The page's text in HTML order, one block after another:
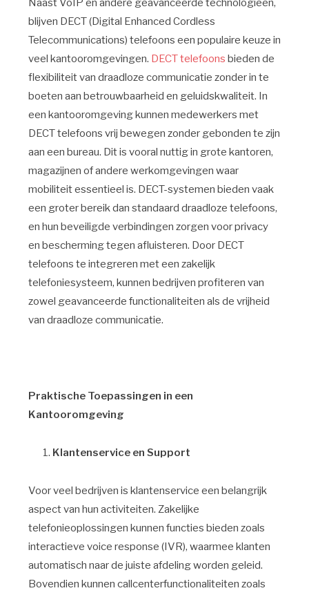
Naast VoIP en andere geavanceerde technologieën,
blijven DECT (Digital Enhanced Cordless
Telecommunications) telefoons een populaire keuze in
veel kantooromgevingen. DECT telefoons bieden de
flexibiliteit van draadloze communicatie zonder in te
boeten aan betrouwbaarheid en geluidskwaliteit. In
een kantooromgeving kunnen medewerkers met
DECT telefoons vrij bewegen zonder gebonden te zijn
aan een bureau. Dit is vooral nuttig in grote kantoren,
magazijnen of andere werkomgevingen waar
mobiliteit essentieel is. DECT-systemen bieden vaak
een groter bereik dan standaard draadloze telefoons,
en hun beveiligde verbindingen zorgen voor privacy
en bescherming tegen afluisteren. Door DECT
telefoons te integreren met een zakelijk
telefoniesysteem, kunnen bedrijven profiteren van
zowel geavanceerde functionaliteiten als de vrijheid
van draadloze communicatie.
Praktische Toepassingen in een
Kantooromgeving
Klantenservice en Support
Voor veel bedrijven is klantenservice een belangrijk
aspect van hun activiteiten. Zakelijke
telefonieoplossingen kunnen functies bieden zoals
interactieve voice response (IVR), waarmee klanten
automatisch naar de juiste afdeling worden geleid.
Bovendien kunnen callcenterfunctionaliteiten zoals